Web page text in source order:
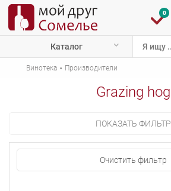
0
Каталог
Винотека · Производители
Grazing hog
ПОКАЗАТЬ ФИЛЬТР
Очистить фильтр